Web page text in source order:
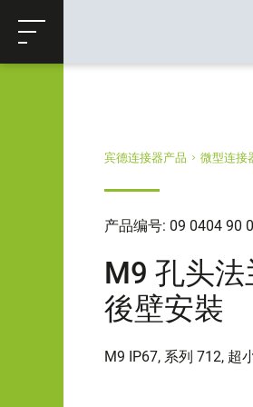
购物车
宾德连接器产品 微型连接
产品编号: 09 0404 90
M9 孔头法
後壁安裝
M9 IP67, 系列 712, 超